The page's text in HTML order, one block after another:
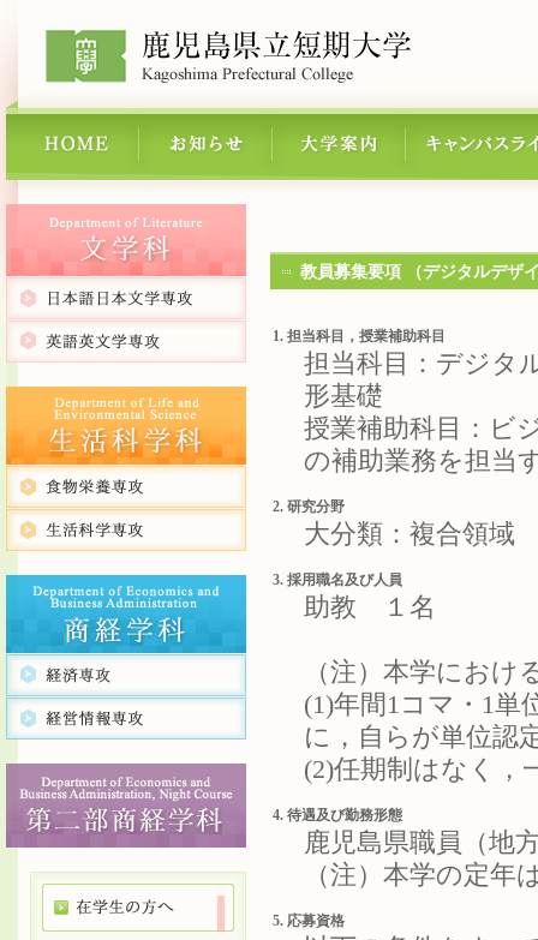
教員募集要項 （デジタルデザ
1. 担当科目，授業補助科目
担当科目：デジタ
形基礎
授業補助科目：ビ
の補助業務を担当
2. 研究分野
大分類：複合領域
3. 採用職名及び人員
助教 １名
（注）本学にお
(1)年間1コマ・1単
に，自らが単位認
(2)任期制はなく，
4. 待遇及び勤務形態
鹿児島県職員（地
（注）本学の定年
5. 応募資格